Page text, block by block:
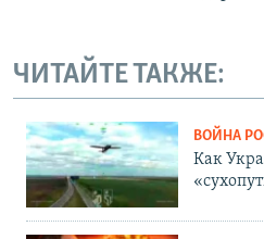
ЧИТАЙТЕ ТАКЖЕ:
ВОЙНА
Как